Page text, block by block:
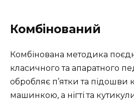
Комбінований
Комбінована методика
класичного та апаратного
обробляє п’ятки та підошви
машинкою, а нігті та